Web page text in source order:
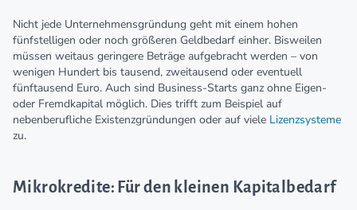
Nicht jede Unternehmensgründung geht mit einem hohen
fünfstelligen oder noch größeren Geldbedarf einher. Bisweilen
müssen weitaus geringere Beträge aufgebracht werden – von
wenigen Hundert bis tausend, zweitausend oder eventuell
fünftausend Euro. Auch sind Business-Starts ganz ohne Eigen-
oder Fremdkapital möglich. Dies trifft zum Beispiel auf
nebenberufliche Existenzgründungen oder auf viele Lizenzsysteme
zu.
Mikrokredite: Für den kleinen Kapitalbedarf